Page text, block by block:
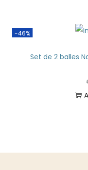
-46%
Set de 2 balles